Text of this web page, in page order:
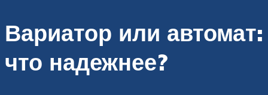
Вариатор или автомат:
что надежнее?